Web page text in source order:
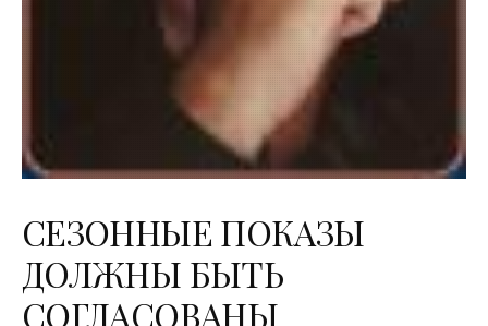
СЕЗОННЫЕ ПОКАЗЫ
ДОЛЖНЫ БЫТЬ
СОГЛАСОВАНЫ